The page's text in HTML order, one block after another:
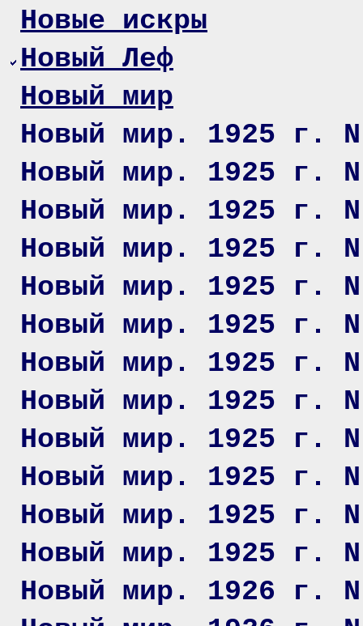
Новые искры
Новый Леф
Новый мир
Новый мир. 1925 г.
Новый мир. 1925 г.
Новый мир. 1925 г.
Новый мир. 1925 г.
Новый мир. 1925 г.
Новый мир. 1925 г.
Новый мир. 1925 г.
Новый мир. 1925 г.
Новый мир. 1925 г.
Новый мир. 1925 г.
Новый мир. 1925 г.
Новый мир. 1925 г.
Новый мир. 1926 г.